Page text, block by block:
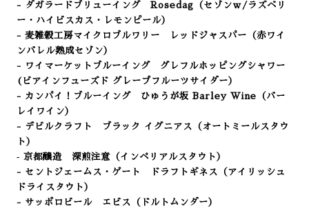
- ダガラードブリューイング Rosedag（セゾンｗ/ラズベリ
ー・ハイビスカス・レモンピール）
- 麦雑穀工房マイクロブルワリー レッドジャスパー（赤ワイ
ンバレル熟成セゾン）
- ワイマーケットブルーイング グレフルホッピングシャワー
(ビアインフューズド グレープフルーツサイダー）
- カンパイ！ブルーイング ひゅうが坂 Barley Wine（バー
レイワイン）
- デビルクラフト ブラック イグニアス（オートミールスタウ
ト）
‐ 京都醸造 深煎注意（インペリアルスタウト）
- セントジェームス・ゲート ドラフトギネス（アイリッシュ
ドライスタウト）
- サッポロビール エビス（ドルトムンダー）